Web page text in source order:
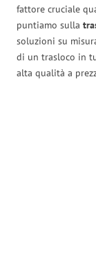
fattore cruciale
puntiamo sulla
soluzioni su
di un trasloco in
alta qualità a